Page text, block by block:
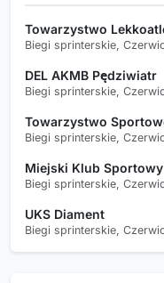
Towarzystwo
Biegi sprinterskie,
DEL AKMB Pędziwiatr
Biegi sprinterskie,
Towarzystwo
Biegi sprinterskie,
Miejski Klub
Biegi sprinterskie,
UKS Diament
Biegi sprinterskie,